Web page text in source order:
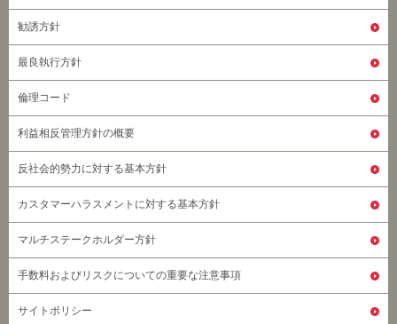
勧誘方針
最良執行方針
倫理コード
利益相反管理方針の概要
反社会的勢力に対する基本方針
カスタマーハラスメントに対する基本方針
マルチステークホルダー方針
手数料およびリスクについての重要な注意事項
サイトポリシー